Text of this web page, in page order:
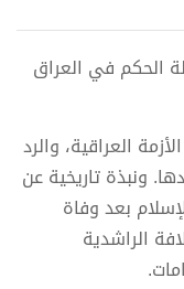
الحكم في العراق
العراقية، والرد
ونبذة تاريخية عن
بعد وفاة
الراشدية